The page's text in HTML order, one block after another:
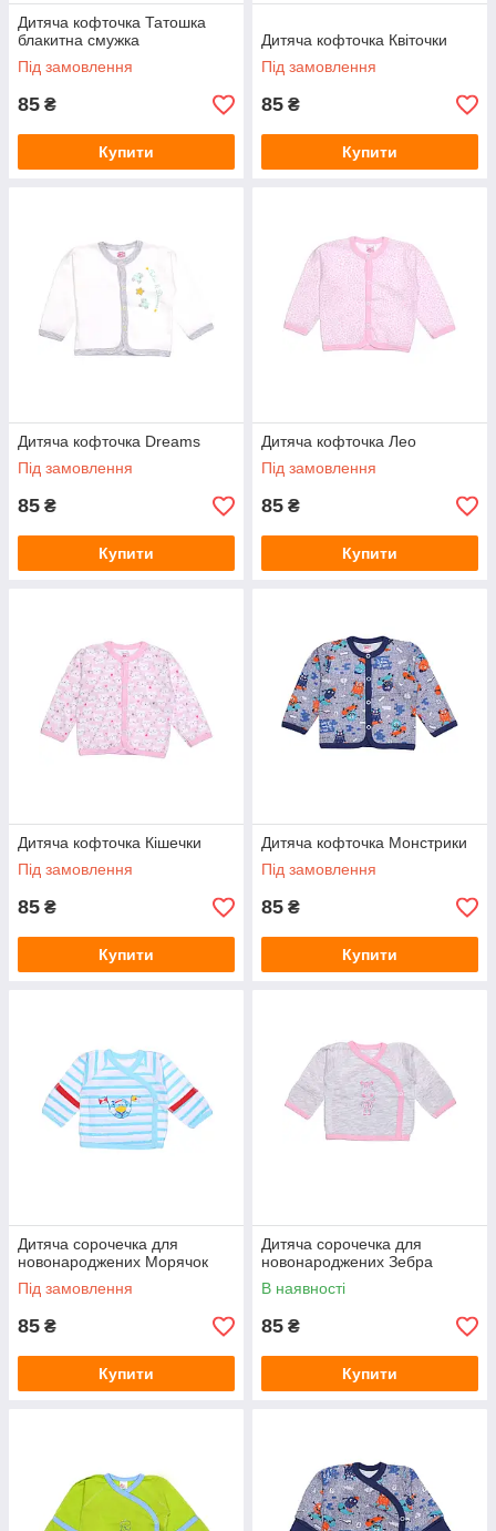
Дитяча кофточка Татошка
блакитна смужка
Під замовлення
85 ₴
Купити
Дитяча кофточка Квіточки
Під замовлення
85 ₴
Купити
Дитяча кофточка Dreams
Під замовлення
85 ₴
Купити
Дитяча кофточка Лео
Під замовлення
85 ₴
Купити
Дитяча кофточка Кішечки
Під замовлення
85 ₴
Купити
Дитяча кофточка Монстрики
Під замовлення
85 ₴
Купити
Дитяча сорочечка для
новонароджених Морячок
Під замовлення
85 ₴
Купити
Дитяча сорочечка для
новонароджених Зебра
В наявності
85 ₴
Купити